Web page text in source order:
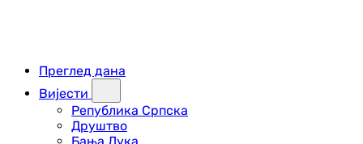
Преглед дана
Вијести
Република Српска
Друштво